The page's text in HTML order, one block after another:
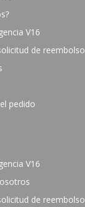
V16
de reembolso
pedido
V16
de reembolso